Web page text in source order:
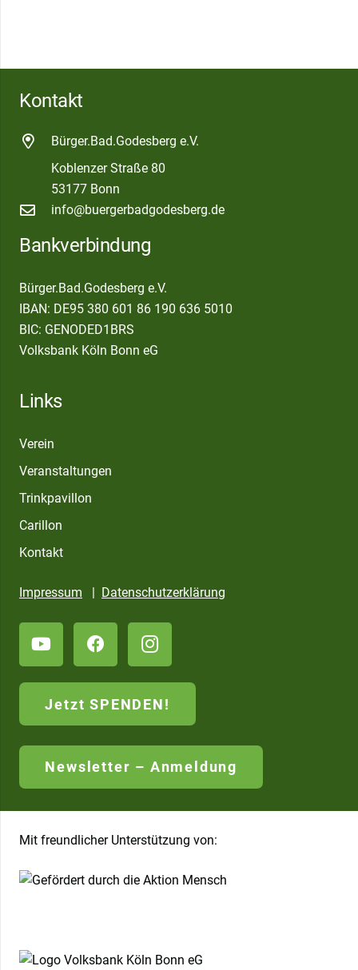
Kontakt
Bürger.Bad.Godesberg e.V.
Koblenzer Straße 80
53177 Bonn
info@buergerbadgodesberg.de
Bankverbindung
Bürger.Bad.Godesberg e.V.
IBAN: DE95 380 601 86 190 636 5010
BIC: GENODED1BRS
Volksbank Köln Bonn eG
Links
Verein
Veranstaltungen
Trinkpavillon
Carillon
Kontakt
Impressum | Datenschutzerklärung
Jetzt SPENDEN!
Newsletter – Anmeldung
Mit freundlicher Unterstützung von: